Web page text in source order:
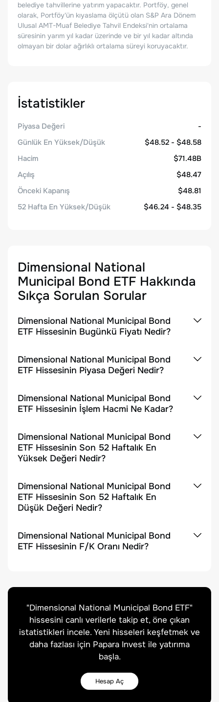
belediye tahvillerine yatırım yapacaktır. Portföy, genel
olarak, Portföy'ün kıyaslama ölçütü olan S&P Ara Dönem
Ulusal AMT-Muaf Belediye Tahvil Endeksi'nin ortalama
süresinin yarım yıl kadar üzerinde ve bir yıl kadar altında
olmayan bir dolar ağırlıklı ortalama süreyi koruyacaktır.
İstatistikler
Piyasa Değeri
-
Günlük En Yüksek/Düşük
$48.52 - $48.58
Hacim
$71.48B
Açılış
$48.47
Önceki Kapanış
$48.81
52 Hafta En Yüksek/Düşük
$46.24 - $48.35
Dimensional National
Municipal Bond ETF Hakkında
Sıkça Sorulan Sorular
Dimensional National Municipal Bond
ETF Hissesinin Bugünkü Fiyatı Nedir?
Dimensional National Municipal Bond
ETF Hissesinin Piyasa Değeri Nedir?
Dimensional National Municipal Bond
ETF Hissesinin İşlem Hacmi Ne Kadar?
Dimensional National Municipal Bond
ETF Hissesinin Son 52 Haftalık En
Yüksek Değeri Nedir?
Dimensional National Municipal Bond
ETF Hissesinin Son 52 Haftalık En
Düşük Değeri Nedir?
Dimensional National Municipal Bond
ETF Hissesinin F/K Oranı Nedir?
"Dimensional National Municipal Bond ETF"
hissesini canlı verilerle takip et, öne çıkan
istatistikleri incele. Yeni hisseleri keşfetmek ve
daha fazlası için Papara Invest ile yatırıma
başla.
Hesap Aç